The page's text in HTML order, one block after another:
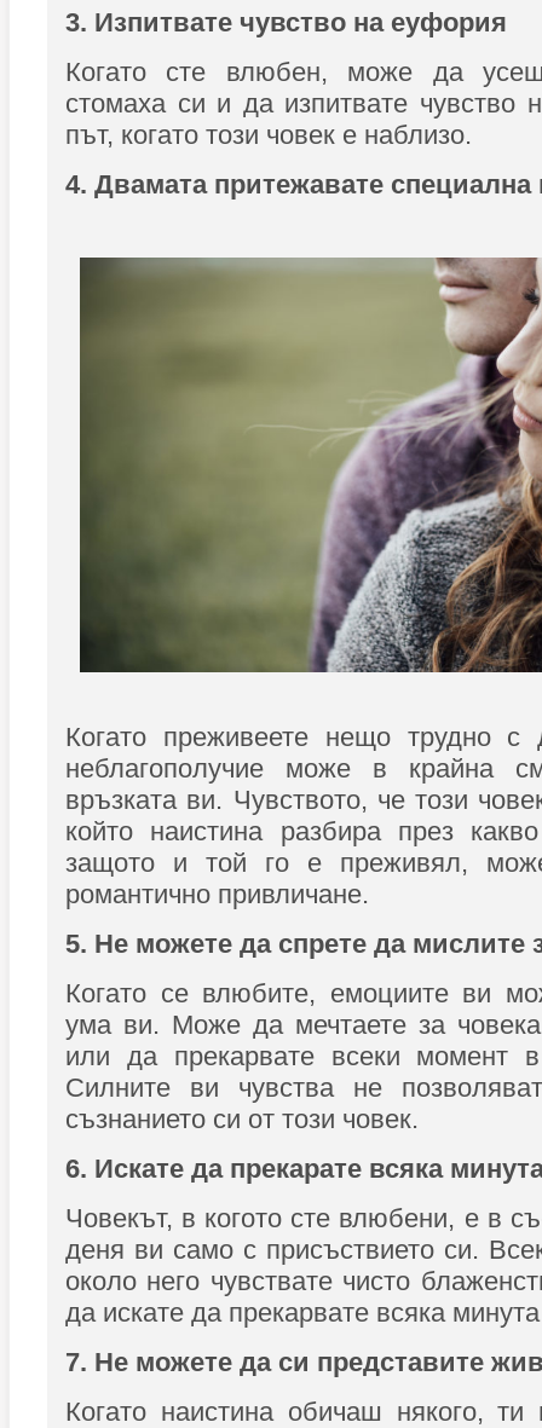
3. Изпитвате чувство на еуфория
Когато сте влюбен, може да
стомаха си и да изпитвате чувство
път, когато този човек е наблизо.
4. Двамата притежавате специална
Когато преживеете нещо трудно с
неблагополучие може в крайна
връзката ви. Чувството, че този
който наистина разбира през
защото и той го е преживял,
романтично привличане.
5. Не можете да спрете да мислите
Когато се влюбите, емоциите ви
ума ви. Може да мечтаете за
или да прекарвате всеки момент
Силните ви чувства не
съзнанието си от този човек.
6. Искате да прекарате всяка
Човекът, в когото сте влюбени, е в
деня ви само с присъствието си.
около него чувствате чисто
да искате да прекарвате всяка
7. Не можете да си представите
Когато наистина обичаш някого,